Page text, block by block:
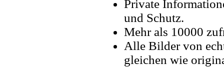
Private
und Schutz.
Mehr als 10000
Alle Bilder von
gleichen wie